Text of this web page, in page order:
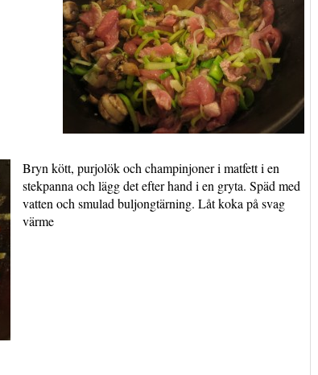
Bryn kött, purjolök och champinjoner i matfett i en
stekpanna och lägg det efter hand i en gryta. Späd med
vatten och smulad buljongtärning. Låt koka på svag
värme